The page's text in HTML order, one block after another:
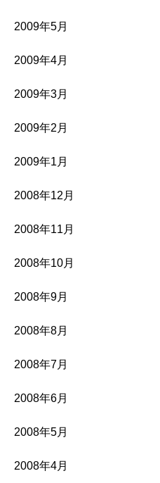
2009年5月
2009年4月
2009年3月
2009年2月
2009年1月
2008年12月
2008年11月
2008年10月
2008年9月
2008年8月
2008年7月
2008年6月
2008年5月
2008年4月